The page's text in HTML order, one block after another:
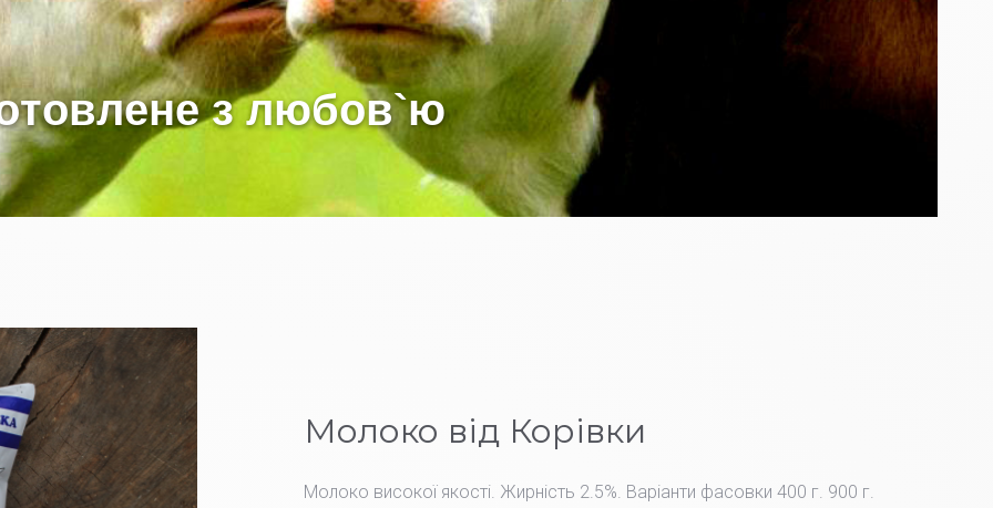
Молоко від Корівки
Молоко високої якості. Жирність 2.5%. Варіанти фасовки 400 г. 900 г.